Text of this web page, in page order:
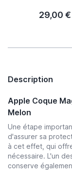
29,00 €
Description
Apple Coque
Melon
Une étape
d'assurer sa
à cet effet, qui
nécessaire. L'un
conserve